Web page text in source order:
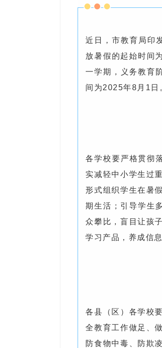
近日，市教育局印
放暑假的起始时间
一学期，义务教育
间为2025年8月1日
各学校要严格贯彻
实减轻中小学生过
形式组织学生在暑
期生活；引导学生
众攀比，盲目让孩
学习产品，养成信
各县（区）各学校
全教育工作做足、
防食物中毒、防欺